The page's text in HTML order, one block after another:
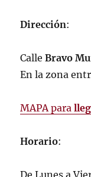
Dirección:
CalleBravo
En la zona
MAPA para
Horario:
De Lunes a